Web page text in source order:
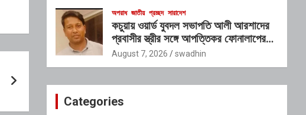
অপরাধ জাতীয় প্রচ্ছদ সারাদেশ
কচুয়ায় ওয়ার্ড যুবদল সভাপতি আলী আরশাদের
প্রবাসীর স্ত্রীর সঙ্গে আপত্তিকর ফোনালাপের
অডিও ভাইরাল; শাস্তির দাবি এলাকাবাসীর
August 7, 2026 swadhin
Categories